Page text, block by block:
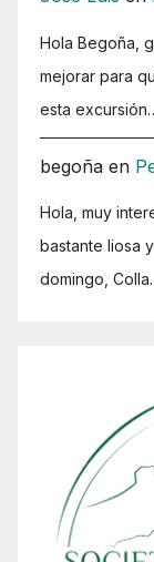
Hola Begoña,
mejorar para
esta
begoña en
Hola, muy
bastante liosa
domingo,